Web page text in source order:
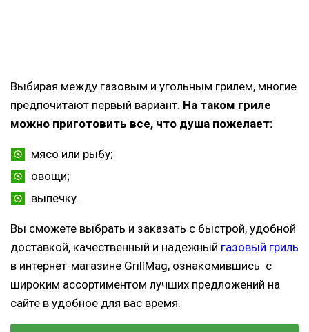
Выбирая между газовым и угольным грилем, многие
предпочитают первый вариант. На таком гриле
можно приготовить все, что душа пожелает:
мясо или рыбу;
овощи;
выпечку.
Вы сможете выбрать и заказать с быстрой, удобной
доставкой, качественный и надежный газовый гриль
в интернет-магазине GrillMag, ознакомившись с
широким ассортиментом лучших предложений на
сайте в удобное для вас время.